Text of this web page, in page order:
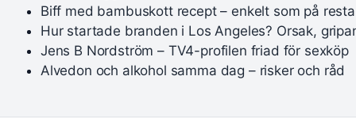
Biff med bambuskott recept – enkelt som på
Hur startade branden i Los Angeles? Orsak,
Jens B Nordström – TV4-profilen friad för sexköp
Alvedon och alkohol samma dag – risker och råd